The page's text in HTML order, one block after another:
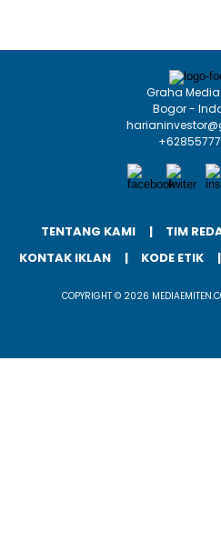
Graha Media
Bogor -
TENTANG KAMI TIM
KONTAK IKLAN
KODE ETIK
COPYRIGHT © 2026